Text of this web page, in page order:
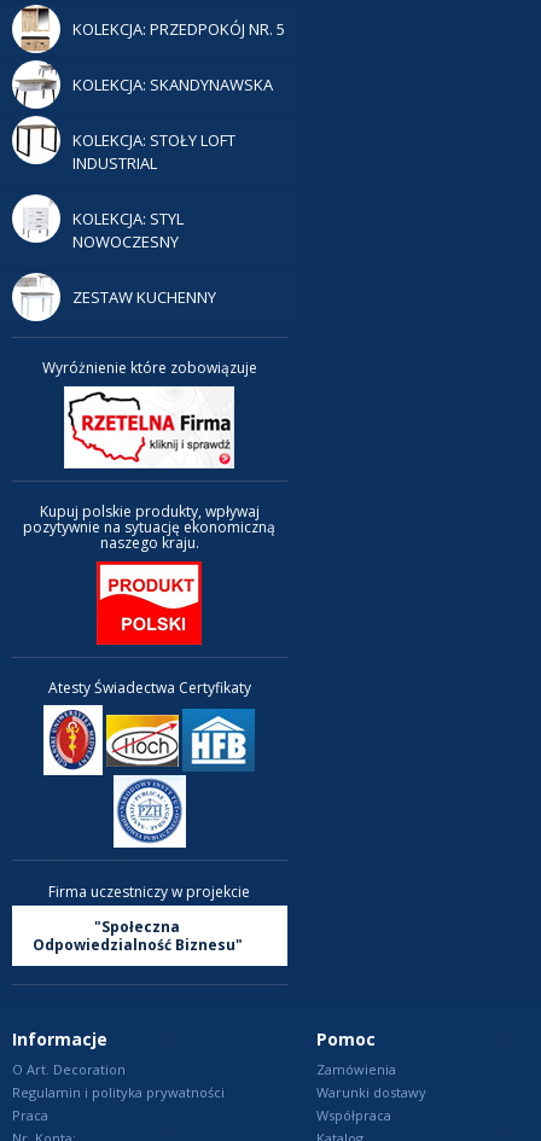
KOLEKCJA: PRZEDPOKÓJ NR. 5
KOLEKCJA: SKANDYNAWSKA
KOLEKCJA: STOŁY LOFT
INDUSTRIAL
KOLEKCJA: STYL
NOWOCZESNY
ZESTAW KUCHENNY
Wyróżnienie które zobowiązuje
Kupuj polskie produkty, wpływaj
pozytywnie na sytuację ekonomiczną
naszego kraju.
Atesty Świadectwa Certyfikaty
Firma uczestniczy w projekcie
"Społeczna
Odpowiedzialność Biznesu"
Informacje
O Art. Decoration
Regulamin i polityka prywatności
Praca
Pomoc
Zamówienia
Warunki dostawy
Współpraca